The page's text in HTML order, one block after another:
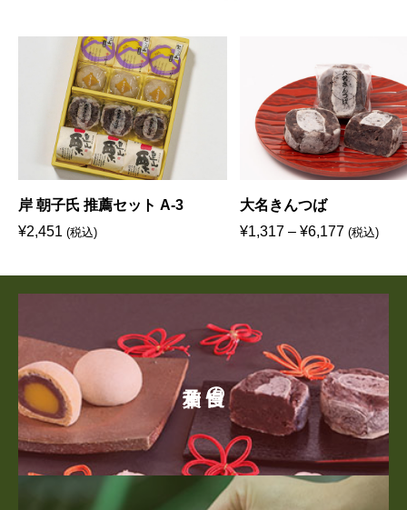
岸 朝子氏 推薦セット A-3
¥2,451 (税込)
大名きんつば
¥1,317 – ¥6,177価
帯
:
3
1
7
¥
(税込)
自慢の